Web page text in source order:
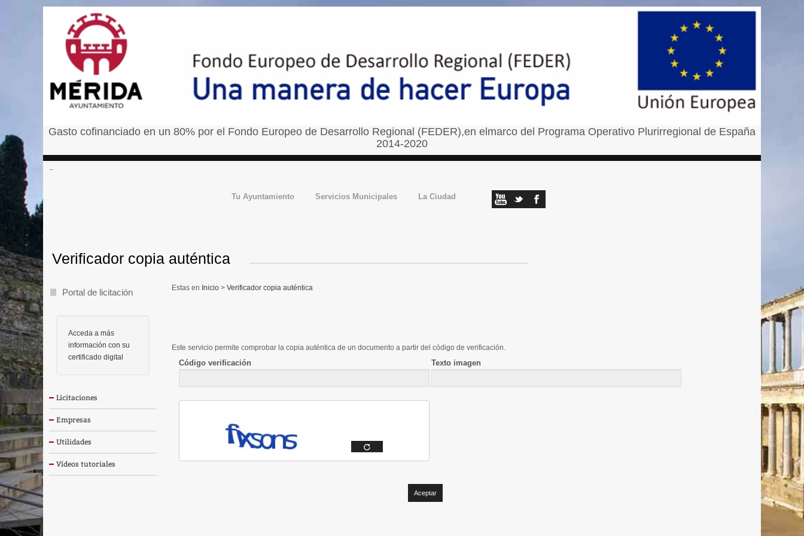
Gasto cofinanciado en un 80% por el Fondo Europeo de Desarrollo Regional (FEDER),en elmarco del Programa Operativo Plurirregional de España
2014-2020
Tu Ayuntamiento Servicios Municipales La Ciudad
Portal de licitación
Acceda a más
información con su
certificado digital
Licitaciones
Empresas
Utilidades
Vídeos tutoriales
Inicio > Verificador copia auténtica
Verificador copia auténtica
Este servicio permite comprobar la copia auténtica de un documento a partir del código de verificación.
Código verificación Texto imagen